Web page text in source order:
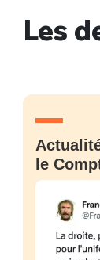
Les
le
PSEUDO
EMAIL*
VOTRE
Que